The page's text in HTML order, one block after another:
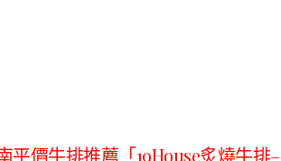
平價牛排推薦「19House炙燒牛排–